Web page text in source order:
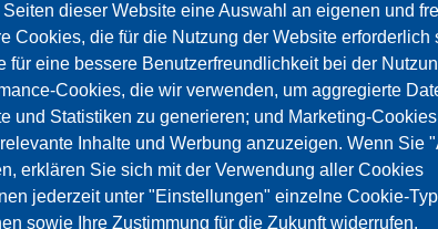
dieser Website eine Auswahl an eigenen und
Cookies, die für die Nutzung der Website erforderlich
für eine bessere Benutzerfreundlichkeit bei der
Cookies, die wir verwenden, um aggregierte
und Statistiken zu generieren; und Marketing-
Inhalte und Werbung anzuzeigen. Wenn Sie
erklären Sie sich mit der Verwendung aller Cookies
jederzeit unter "Einstellungen" einzelne Cookie-
sowie Ihre Zustimmung für die Zukunft widerrufen.
info@testing.de
О нас Реализация Сервис